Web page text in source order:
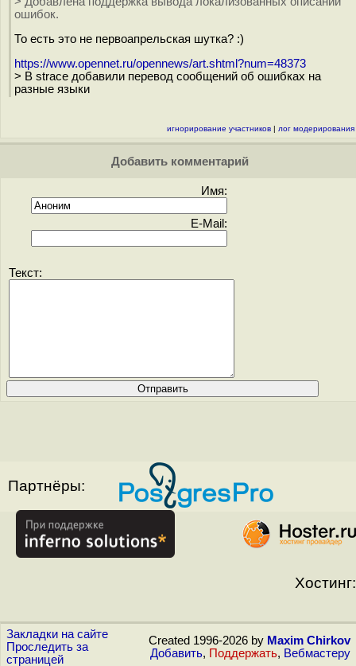
ошибок.
То есть это не первоапрельская шутка? :)
https://www.opennet.ru/opennews/art.shtml?num=48373
> В strace добавили перевод сообщений об ошибках на
разные языки
игнорирование участников | лог модерирования
Добавить комментарий
Имя:
E-Mail:
Текст:
Партнёры:
Хостинг:
Закладки на сайте
Проследить за
страницей
Created 1996-2026 by Maxim Chirkov
Добавить, Поддержать, Вебмастеру